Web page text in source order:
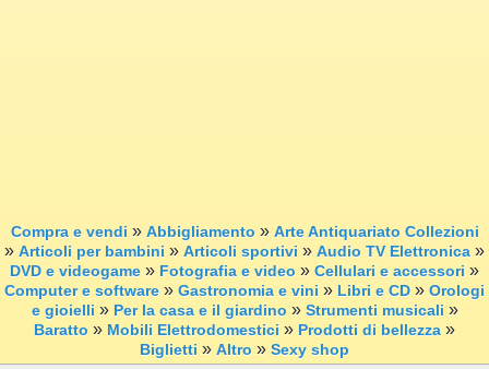
Compra e vendi » Abbigliamento » Arte Antiquariato Collezioni
» Articoli per bambini » Articoli sportivi » Audio TV Elettronica »
DVD e videogame » Fotografia e video » Cellulari e accessori »
Computer e software » Gastronomia e vini » Libri e CD » Orologi
e gioielli » Per la casa e il giardino » Strumenti musicali »
Baratto » Mobili Elettrodomestici » Prodotti di bellezza »
Biglietti » Altro » Sexy shop